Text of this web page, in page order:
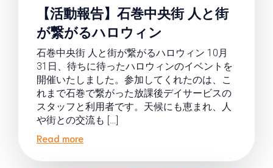
【活動報告】石巻中央街 人と街
が繋がるハロウィン
石巻中央街 人と街が繋がるハロウィン 10月
31日、待ちに待ったハロウィンのイベントを
開催いたしました。参加してくれたのは、こ
れまで石巻で繋がった放課後デイサービスの
スタッフと利用者です。天候にも恵まれ、人
や街との交流も […]
Read more